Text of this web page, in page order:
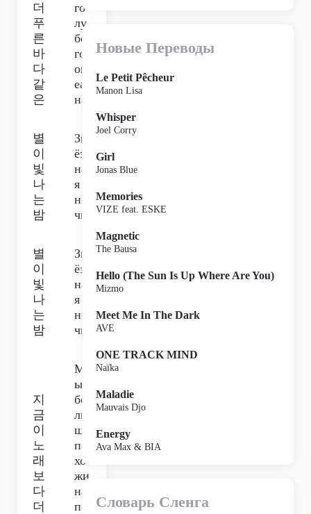
더
푸
른
바
다
같
은
го
лу
бо
го
ок
еа
на,
별
이
빛
나
는
밤
Зв
ёзд
на
я
но
чь.
별
이
빛
나
는
밤
Зв
ёзд
на
я
но
чь.
지
금
이
노
래
보
다
더
М
ы
бо
ль
ше
по
хо
жи
на
пе
Новые Переводы
Le Petit Pêcheur
Manon Lisa
Whisper
Joel Corry
Girl
Jonas Blue
Memories
VIZE feat. ESKE
Magnetic
The Bausa
Hello (The Sun Is Up Where Are You)
Mizmo
Meet Me In The Dark
AVE
ONE TRACK MIND
Naïka
Maladie
Mauvais Djo
Energy
Ava Max & BIA
Словарь Сленга